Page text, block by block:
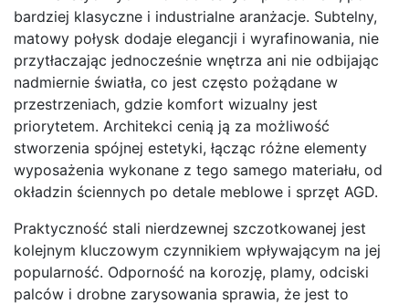
bardziej klasyczne i industrialne aranżacje. Subtelny,
matowy połysk dodaje elegancji i wyrafinowania, nie
przytłaczając jednocześnie wnętrza ani nie odbijając
nadmiernie światła, co jest często pożądane w
przestrzeniach, gdzie komfort wizualny jest
priorytetem. Architekci cenią ją za możliwość
stworzenia spójnej estetyki, łącząc różne elementy
wyposażenia wykonane z tego samego materiału, od
okładzin ściennych po detale meblowe i sprzęt AGD.
Praktyczność stali nierdzewnej szczotkowanej jest
kolejnym kluczowym czynnikiem wpływającym na jej
popularność. Odporność na korozję, plamy, odciski
palców i drobne zarysowania sprawia, że jest to